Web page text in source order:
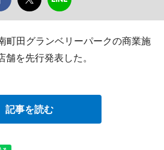
町田グランベリーパークの商業施
を先行発表した。
記事を読む